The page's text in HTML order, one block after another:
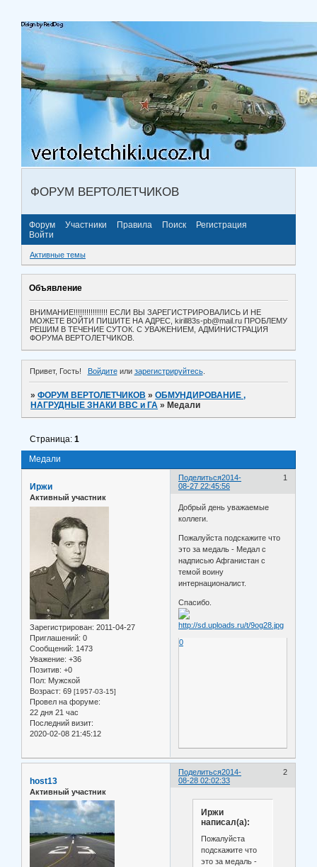
ФОРУМ ВЕРТОЛЕТЧИКОВ
Форум Участники Правила Поиск
Регистрация
Войти
Активные темы
Объявление
ВНИМАНИЕ!!!!!!!!!!!!!!!! ЕСЛИ ВЫ ЗАРЕГИСТРИРОВАЛИСЬ И НЕ
МОЖЕТЕ ВОЙТИ ПИШИТЕ НА АДРЕС, kirill83s-pb@mail.ru ПРОБЛЕМУ
РЕШИМ В ТЕЧЕНИЕ СУТОК. С УВАЖЕНИЕМ, АДМИНИСТРАЦИЯ
ФОРУМА ВЕРТОЛЕТЧИКОВ.
Привет, Гость! Войдитеили зарегистрируйтесь.
»ФОРУМ ВЕРТОЛЕТЧИКОВ »ОБМУНДИРОВАНИЕ ,
НАГРУДНЫЕ ЗНАКИ ВВС и ГА » Медали
Медали
Страница:1
Поделиться 1
2014-
08-27 22:45:56
Иржи
Активный участник
Зарегистрирован: 2011-04-27
Приглашений: 0
Сообщений: 1473
Уважение: +36
Позитив: +0
Пол: Мужской
Возраст: 69 [1957-03-15]
Провел на форуме:
22 дня 21 час
Последний визит:
2020-02-08 21:45:12
Добрый день уважаемые
коллеги.
Пожалуйста подскажите что
это за медаль - Медал с
надписью Афганистан с
темой воину
интернационалист.
Спасибо.
0
Поделиться 2
2014-
08-28 02:02:33
host13
Активный участник
Иржи
написал(а):
Пожалуйста
подскажите что
это за медаль -